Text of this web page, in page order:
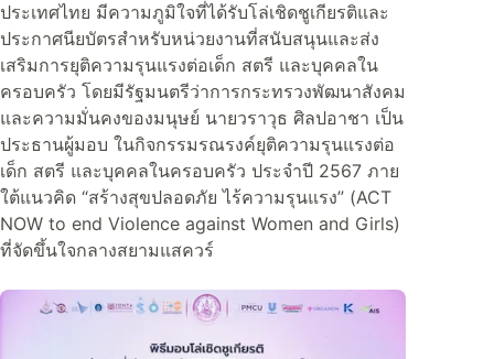
ประเทศไทย มีความภูมิใจที่ได้รับโล่เชิดชูเกียรติและ
ประกาศนียบัตรสำหรับหน่วยงานที่สนับสนุนและส่ง
เสริมการยุติความรุนแรงต่อเด็ก สตรี และบุคคลใน
ครอบครัว โดยมีรัฐมนตรีว่าการกระทรวงพัฒนาสังคม
และความมั่นคงของมนุษย์ นายวราวุธ ศิลปอาชา เป็น
ประธานผู้มอบ ในกิจกรรมรณรงค์ยุติความรุนแรงต่อ
เด็ก สตรี และบุคคลในครอบครัว ประจำปี 2567 ภาย
ใต้แนวคิด “สร้างสุขปลอดภัย ไร้ความรุนแรง” (ACT
NOW to end Violence against Women and Girls)
ที่จัดขึ้นใจกลางสยามแสควร์